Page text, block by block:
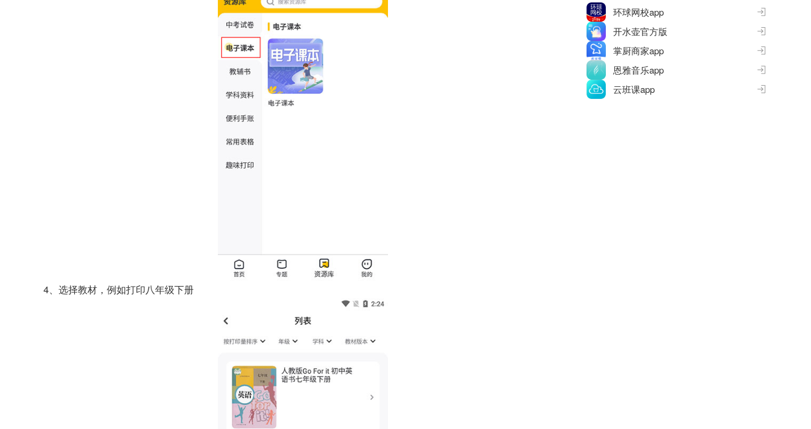
4、选择教材，例如打印八年级下册
环球网校app
开水壶官方版
掌厨商家app
恩雅音乐app
云班课app